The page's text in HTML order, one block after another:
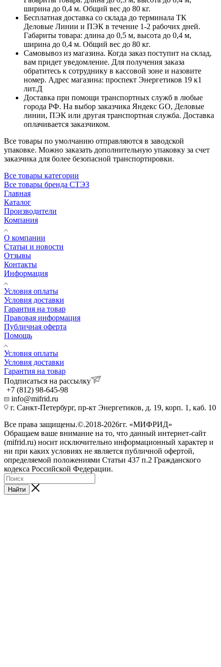
ширина до 0,4 м. Общий вес до 80 кг.
Бесплатная доставка со склада до терминала ТК
Деловые Линии и ПЭК в течение 1-2 рабочих дней.
Габариты товара: длина до 0,5 м, высота до 0,4 м,
ширина до 0,4 м. Общий вес до 80 кг.
Самовывоз из магазина. Когда заказ поступит на склад,
вам придет уведомление. Для получения заказа
обратитесь к сотруднику в кассовой зоне и назовите
номер. Адрес магазина: проспект Энергетиков 19 к1
лит.Д
Доставка при помощи транспортных служб в любые
города РФ. На выбор заказчика Яндекс GO, Деловые
линии, ПЭК или другая транспортная служба. Доставка
оплачивается заказчиком.
Все товары по умолчанию отправляются в заводской
упаковке. Можно заказать дополнительную упаковку за счет
заказчика для более безопасной транспортировки.
Все товары категории
Все товары бренда СТЭЗ
Главная
Каталог
Производители
Компания
О компании
Статьи и новости
Отзывы
Контакты
Информация
Условия оплаты
Условия доставки
Гарантия на товар
Правовая информация
Публичная оферта
Помощь
Условия оплаты
Условия доставки
Гарантия на товар
Подписаться на рассылку
+7 (812) 98-645-98
info@mifrid.ru
г. Санкт-Петербург, пр-кт Энергетиков, д. 19, корп. 1, каб. 10
Все права защищены.©.2018-2026гг. «МИФРИД»
Обращаем ваше внимание на то, что данный интернет-сайт
(mifrid.ru) носит исключительно информационный характер и
ни при каких условиях не является публичной офертой,
определяемой положениями Статьи 437 п.2 Гражданского
кодекса Российской Федерации.
Найти